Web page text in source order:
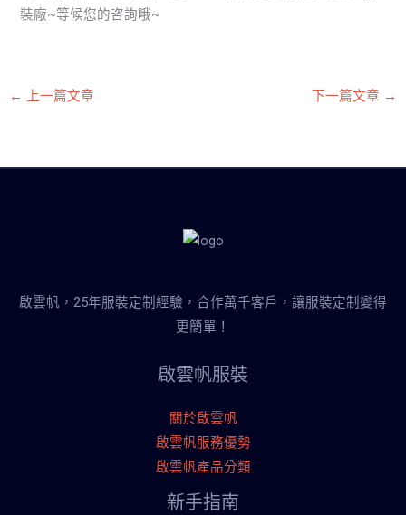
裝廠~等候您的咨詢哦~
← 上一篇文章 下一篇文章 →
啟雲帆，25年服裝定制經驗，合作萬千客戶，讓服裝定制變得
更簡單！
啟雲帆服裝
關於啟雲帆
啟雲帆服務優勢
啟雲帆產品分類
新手指南